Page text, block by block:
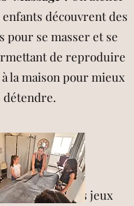
découvrent des
pour se masser et se
de reproduire
la maison pour mieux
détendre.
Ludiques:Des jeux